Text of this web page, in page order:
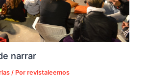
narrar
/ Porrevistaleemos